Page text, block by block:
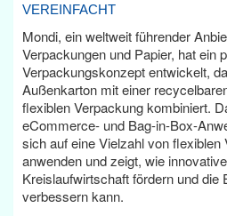
VEREINFACHT
Mondi, ein weltweit führender
Verpackungen und Papier, hat ein
Verpackungskonzept entwickelt,
Außenkarton mit einer
flexiblen Verpackung kombiniert.
eCommerce- und Bag-in-Box-
sich auf eine Vielzahl von
anwenden und zeigt, wie
Kreislaufwirtschaft fördern und die
verbessern kann.